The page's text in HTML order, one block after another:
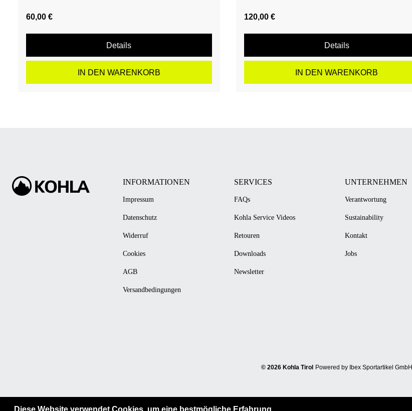
60,00 €
Details
IN DEN WARENKORB
120,00 €
Details
IN DEN WARENKORB
INFORMATIONEN
Impressum
Datenschutz
Widerruf
Cookies
AGB
Versandbedingungen
SERVICES
FAQs
Kohla Service Videos
Retouren
Downloads
Newsletter
UNTERNEHMEN
Verantwortung
Sustainability
Kontakt
Jobs
© 2026 Kohla Tirol Powered by Ibex Sportartikel GmbH
Diese Website verwendet Cookies, um eine bestmögliche Erfahrung